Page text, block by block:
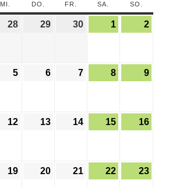
MI. DO. FR. SA. SO.
28 29 30 1 2
5 6 7 8 9
12 13 14 15 16
19 20 21 22 23